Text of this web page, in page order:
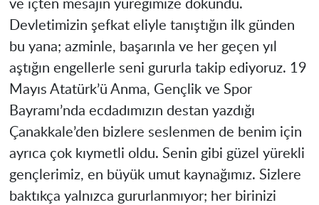
ve içten mesajın yüreğimize dokundu.
Devletimizin şefkat eliyle tanıştığın ilk günden
bu yana; azminle, başarınla ve her geçen yıl
aştığın engellerle seni gururla takip ediyoruz. 19
Mayıs Atatürk’ü Anma, Gençlik ve Spor
Bayramı’nda ecdadımızın destan yazdığı
Çanakkale’den bizlere seslenmen de benim için
ayrıca çok kıymetli oldu. Senin gibi güzel yürekli
gençlerimiz, en büyük umut kaynağımız. Sizlere
baktıkça yalnızca gururlanmıyor; her birinizi